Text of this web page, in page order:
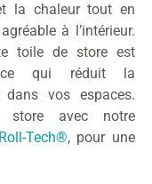
la chaleur tout en
à l’intérieur.
toile de store est
qui réduit la
dans vos espaces.
store avec notre
Roll-Tech®, pour une